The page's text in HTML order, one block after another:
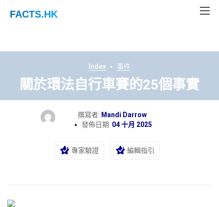
FACTS.HK
Index 事件
關於環法自行車賽的25個事實
撰寫者: Mandi Darrow
發佈日期: 04 十月 2025
專家驗證 編輯指引